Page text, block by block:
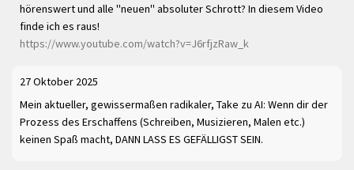
hörenswert und alle "neuen" absoluter Schrott? In diesem Video
finde ich es raus!
https://www.youtube.com/watch?v=J6rfjzRaw_k
27 Oktober 2025
Mein aktueller, gewissermaßen radikaler, Take zu AI: Wenn dir der
Prozess des Erschaffens (Schreiben, Musizieren, Malen etc.)
keinen Spaß macht, DANN LASS ES GEFÄLLIGST SEIN.